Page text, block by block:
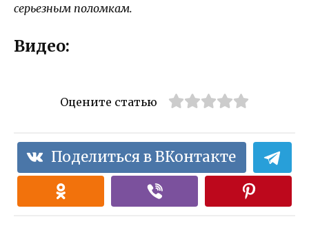
серьезным поломкам.
Видео:
Оцените статью
Поделиться в ВКонтакте